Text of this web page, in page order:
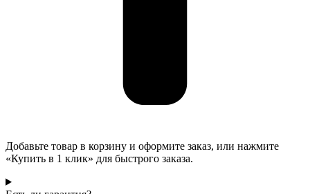
Добавьте товар в корзину и оформите заказ, или нажмите
«Купить в 1 клик» для быстрого заказа.